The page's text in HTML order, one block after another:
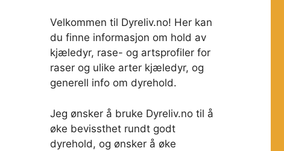
Velkommen til Dyreliv.no! Her kan
du finne informasjon om hold av
kjæledyr, rase- og artsprofiler for
raser og ulike arter kjæledyr, og
generell info om dyrehold.
Jeg ønsker å bruke Dyreliv.no til å
øke bevissthet rundt godt
dyrehold, og ønsker å øke